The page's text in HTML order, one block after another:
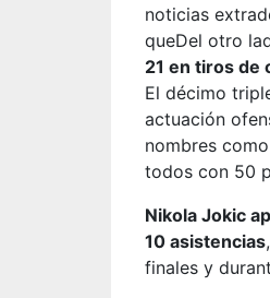
noticias
queDel otro
21 en tiros de
El décimo
actuación
nombres
todos con 50
Nikola Jokic
10 asistencias
finales y